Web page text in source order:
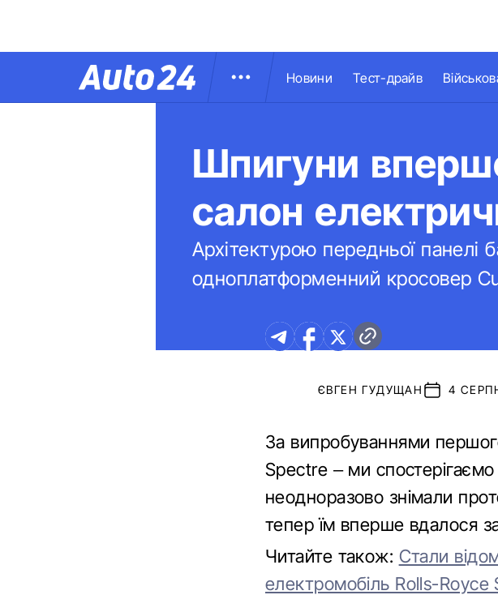
Новини Тест-драйв
Шпигуни
салон
Архітектурою передньої панелі
одноплатформенний кросовер
ЄВГЕН ГУДУЩАН 4
За випробуваннями
Spectre – ми
неодноразово знімали
тепер їм вперше вдалося
Читайте також: Стали
електромобіль Rolls-Royce